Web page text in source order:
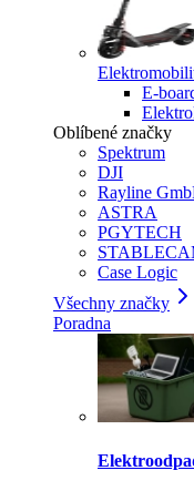
E-
Oblíbené značky
Spektrum
DJI
Rayline
ASTRA
PGYTECH
Case Logic
Všechny značky
Poradna